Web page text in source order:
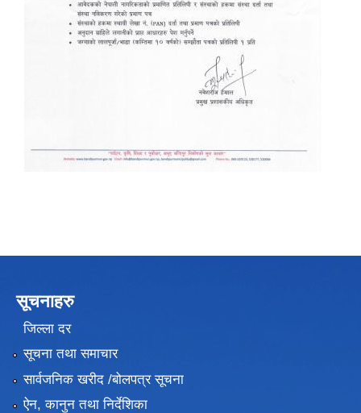
सूचनाहरु
जिल्ला दर
सूचना तथा समाचार
सार्वजनिक खरीद /बोलपत्र सूचना
ऐन, कानुन तथा निर्देशिका